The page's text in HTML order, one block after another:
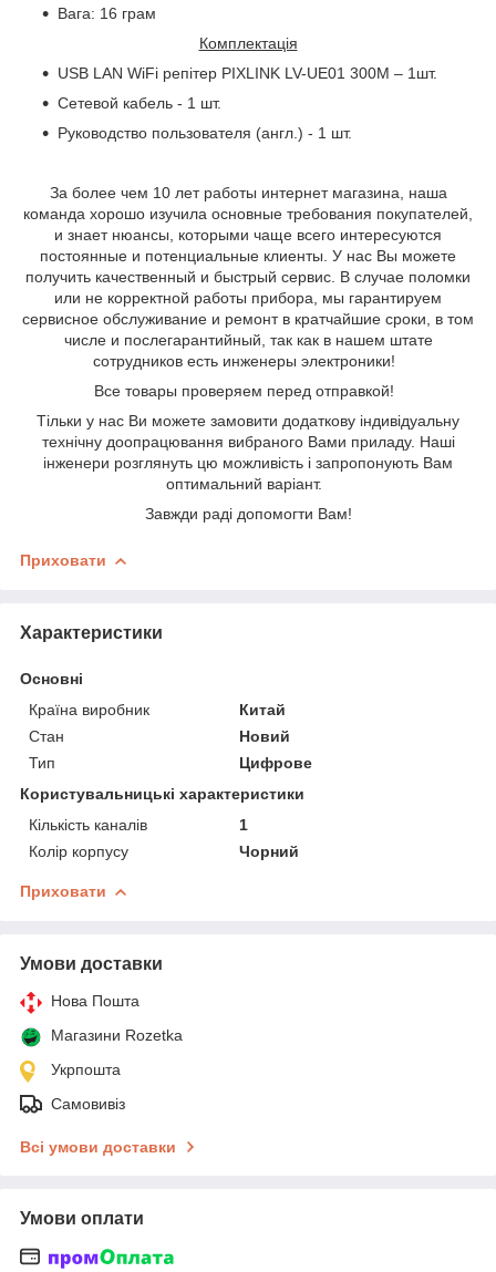
Вага: 16 грам
Комплектація
USB LAN WiFi репітер PIXLINK LV-UE01 300M – 1 шт.
Сетевой кабель - 1 шт.
Руководство пользователя (англ.) - 1 шт.
За более чем 10 лет работы интернет магазина, наша
команда хорошо изучила основные требования покупателей,
и знает нюансы, которыми чаще всего интересуются
постоянные и потенциальные клиенты. У нас Вы можете
получить качественный и быстрый сервис. В случае поломки
или не корректной работы прибора, мы гарантируем
сервисное обслуживание и ремонт в кратчайшие сроки, в том
числе и послегарантийный, так как в нашем штате
сотрудников есть инженеры электроники!
Все товары проверяем перед отправкой!
Тільки у нас Ви можете замовити додаткову індивідуальну
технічну доопрацювання вибраного Вами приладу. Наші
інженери розглянуть цю можливість і запропонують Вам
оптимальний варіант.
Завжди раді допомогти Вам!
Приховати
Характеристики
Основні
Країна виробник
Китай
Стан
Новий
Тип
Цифрове
Користувальницькі характеристики
Кількість каналів
1
Колір корпусу
Чорний
Приховати
Умови доставки
Нова Пошта
Магазини Rozetka
Укрпошта
Самовивіз
Всі умови доставки
Умови оплати